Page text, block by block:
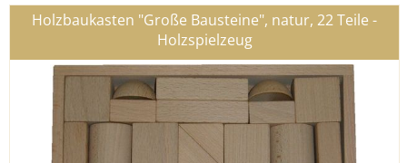
Holzbaukasten "Große Bausteine", natur, 22 Teile -
Holzspielzeug